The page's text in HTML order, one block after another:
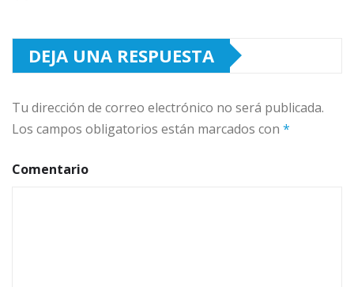
DEJA UNA RESPUESTA
Tu dirección de correo electrónico no será publicada.
Los campos obligatorios están marcados con *
Comentario